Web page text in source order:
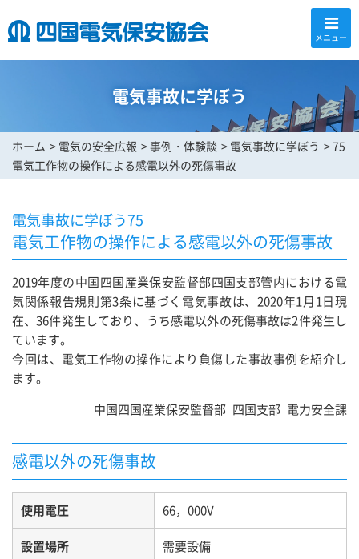
メニュー
電気事故に学ぼう
ホーム 電気の安全広報 事例・体験談 電気事故に学ぼう
75
電気工作物の操作による感電以外の死傷事故
電気事故に学ぼう75
電気工作物の操作による感電以外の死傷事故
2019年度の中国四国産業保安監督部四国支部管内における電
気関係報告規則第3条に基づく電気事故は、2020年1月1日現
在、36件発生しており、うち感電以外の死傷事故は2件発生し
ています。
今回は、電気工作物の操作により負傷した事故事例を紹介し
ます。
中国四国産業保安監督部 四国支部 電力安全課
感電以外の死傷事故
使用電圧 66，000V
設置場所 需要設備